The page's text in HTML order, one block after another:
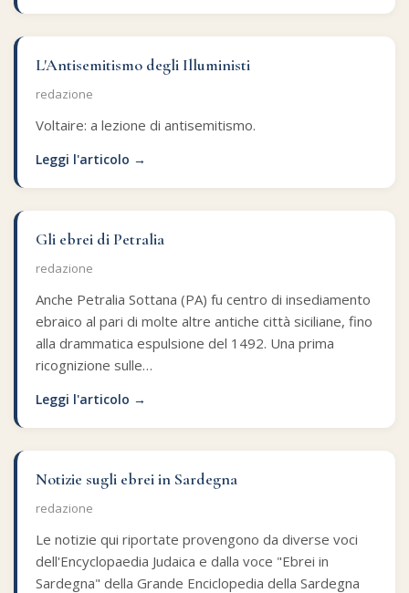
L'Antisemitismo degli Illuministi
redazione
Voltaire: a lezione di antisemitismo.
Leggi l'articolo →
Gli ebrei di Petralia
redazione
Anche Petralia Sottana (PA) fu centro di insediamento
ebraico al pari di molte altre antiche città siciliane, fino
alla drammatica espulsione del 1492. Una prima
ricognizione sulle…
Leggi l'articolo →
Notizie sugli ebrei in Sardegna
redazione
Le notizie qui riportate provengono da diverse voci
dell'Encyclopaedia Judaica e dalla voce "Ebrei in
Sardegna" della Grande Enciclopedia della Sardegna